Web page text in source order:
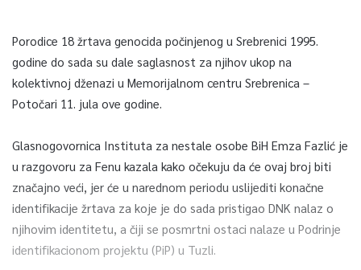
Porodice 18 žrtava genocida počinjenog u Srebrenici 1995.
godine do sada su dale saglasnost za njihov ukop na
kolektivnoj dženazi u Memorijalnom centru Srebrenica –
Potočari 11. jula ove godine.
Glasnogovornica Instituta za nestale osobe BiH Emza Fazlić je
u razgovoru za Fenu kazala kako očekuju da će ovaj broj biti
značajno veći, jer će u narednom periodu uslijediti konačne
identifikacije žrtava za koje je do sada pristigao DNK nalaz o
njihovim identitetu, a čiji se posmrtni ostaci nalaze u Podrinje
identifikacionom projektu (PiP) u Tuzli.